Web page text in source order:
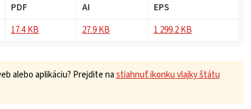
PDF AI
EPS
17.4 KB 27.9 KB 1 299.2 KB
alebo aplikáciu? Prejdite nastiahnuť ikonku vlajky štátu